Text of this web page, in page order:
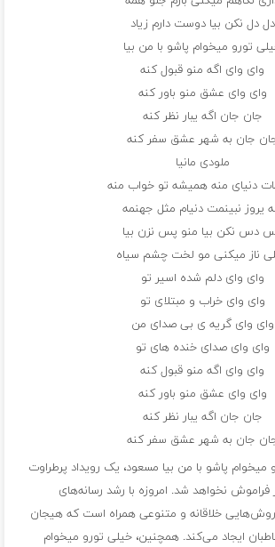
دل دل نکن بیا دوست دارم زیاد
تورو میخوام پاشو با من بیا
وای وای اگه منو قبول کنه
وای وای عشق منو باور کنه
جان جان اگه یبار نظر کنه
جان به شهر عشق سفر کنه
ملودی مانیا
دنیای منه همیشه تو خواب منه
یروز نبینمت دنیام مثل جهنمه
دس نکن بیا منو پس نزن بیا
ناز میکنی مو لخت چشم سیاه
وای وای دلم شده اسیر تو
وای وای خراب و مبتلای تو
وای وای گریه ی بی صدای من
وای وای صدای خنده های تو
وای وای اگه منو قبول کنه
وای وای عشق منو باور کنه
جان جان اگه یبار نظر کنه
جان به شهر عشق سفر کنه
میخوام پاشو با من بیا مسعود، یک رویداد پرطراوت
نخواهد شد. امروزه با رشد رسانه‌های
روش‌هایی خلاقانه و متنوعی همراه است که هیجان
ایجاد می‌کند. همچنین، خیلی تورو میخوام